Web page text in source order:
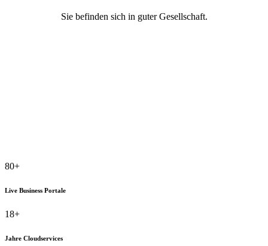
Sie befinden sich in guter Gesellschaft.
80+
Live Business Portale
18+
Jahre Cloudservices